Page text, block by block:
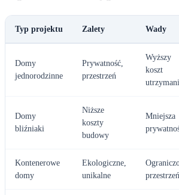
Typ projektu Zalety Wady
Domy
jednorodzinne
Prywatność,
przestrzeń
Wyższy
koszt
Domy
bliźniaki
Niższe
koszty
budowy
Mniejsza
Kontenerowe
domy
Ekologiczne,
unikalne
przestrzeń